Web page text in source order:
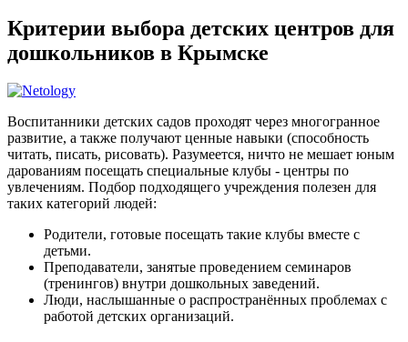
Критерии выбора детских центров для
дошкольников в Крымске
Воспитанники детских садов проходят через многогранное
развитие, а также получают ценные навыки (способность
читать, писать, рисовать). Разумеется, ничто не мешает юным
дарованиям посещать специальные клубы - центры по
увлечениям. Подбор подходящего учреждения полезен для
таких категорий людей:
Родители, готовые посещать такие клубы вместе с
детьми.
Преподаватели, занятые проведением семинаров
(тренингов) внутри дошкольных заведений.
Люди, наслышанные о распространённых проблемах с
работой детских организаций.